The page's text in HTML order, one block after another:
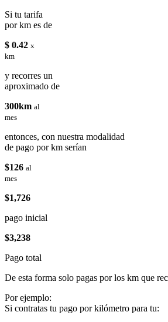
Si tu tarifa
por km es de
$ 0.42 x
km
y recorres un
aproximado de
300km al
mes
entonces, con nuestra modalidad
de pago por km serían
$126 al
mes
$1,726
pago inicial
$3,238
Pago total
De esta forma solo pagas por los km que
Por ejemplo:
Si contratas tu pago por kilómetro para tu: